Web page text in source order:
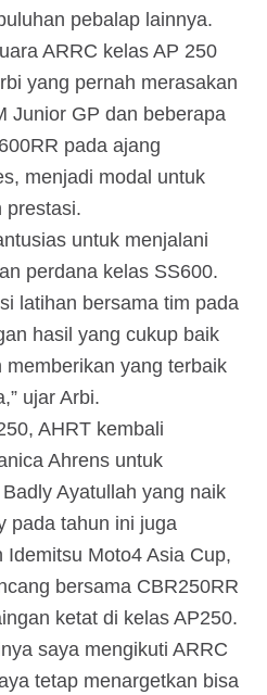
pebalap lainnya.
ARRC kelas AP 250
yang pernah merasakan
Junior GP dan beberapa
pada ajang
menjadi modal untuk
prestasi.
untuk menjalani
perdana kelas SS600.
latihan bersama tim pada
hasil yang cukup baik
yang terbaik
ujar Arbi.
AHRT kembali
Ahrens untuk
Ayatullah yang naik
pada tahun ini juga
Moto4 Asia Cup,
bersama CBR250RR
ketat di kelas AP250.
saya mengikuti ARRC
tetap menargetkan bisa